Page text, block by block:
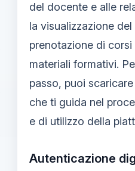
del docente e alle
la visualizzazione
prenotazione di corsi
materiali formativi.
passo, puoi
che ti guida nel
e di utilizzo della
Autenticazione